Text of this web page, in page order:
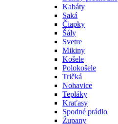
Kabáty
Saká
Čiapky
Šály
Svetre
Mikiny
Košele
Polokošele
Tričká
Nohavice
Tepláky
Kraťasy
Spodné prádlo
Župany